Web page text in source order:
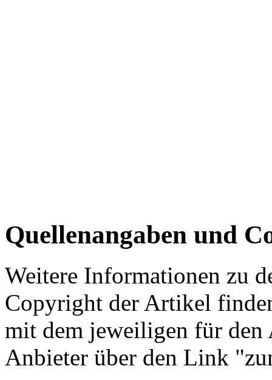
Quellenangaben und
Weitere Informationen zu
Copyright der Artikel
mit dem jeweiligen für
Anbieter über den Link